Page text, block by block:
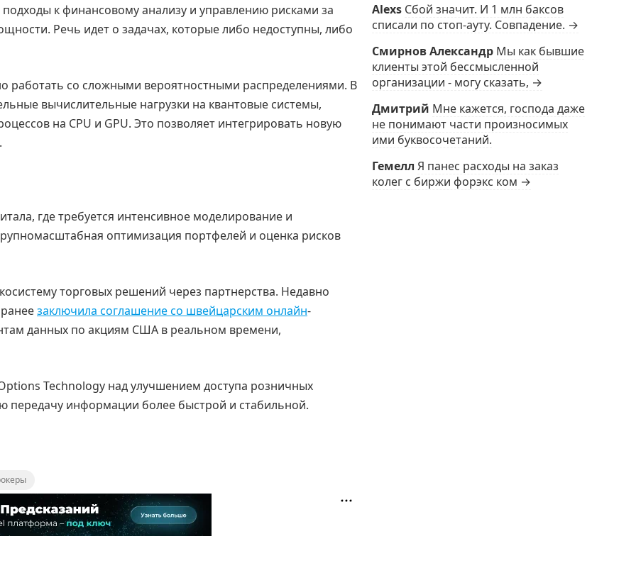
к финансовому анализу и управлению рисками за
Речь идет о задачах, которые либо недоступны, либо
работать со сложными вероятностными распределениями. В
вычислительные нагрузки на квантовые системы,
на CPU и GPU. Это позволяет интегрировать новую
где требуется интенсивное моделирование и
оптимизация портфелей и оценка рисков
торговых решений через партнерства. Недавно
заключила соглашение со швейцарским онлайн-
данных по акциям США в реальном времени,
Technology над улучшением доступа розничных
информации более быстрой и стабильной.
Alexs Сбой значит. И 1 млн баксов
списали по стоп-ауту. Совпадение. →
Смирнов Александр Мы как бывшие
клиенты этой бессмысленной
организации - могу сказать, →
Дмитрий Мне кажется, господа даже
не понимают части произносимых
ими буквосочетаний.
Гемелл Я панес расходы на заказ
колег с биржи форэкс ком →